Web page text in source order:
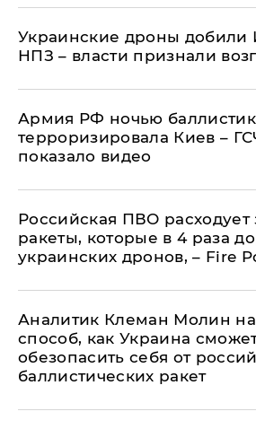
Украинские дроны добили
НПЗ – власти признали
Армия РФ ночью
терроризировала Киев –
показало видео
Российская ПВО расходует
ракеты, которые в 4 раза
украинских дронов, – Fire
Аналитик Клеман Молин
способ, как Украина
обезопасить себя от
баллистических ракет